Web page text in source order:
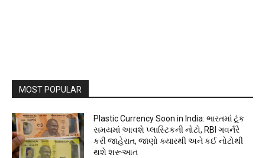
MOST POPULAR
Plastic Currency Soon in India: ભારતમાં ટૂંક
સમયમાં આવશે પ્લાસ્ટિકની નોટો, RBI ગવર્નરે
કરી જાહેરાત, જાણો ક્યારથી અને કઈ નોટોથી
થશે શરૂઆત